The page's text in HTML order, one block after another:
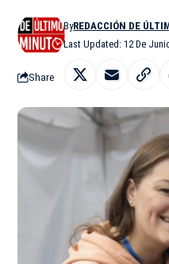
Last Updated: 12 De
ByREDACCIÓN DE
Share